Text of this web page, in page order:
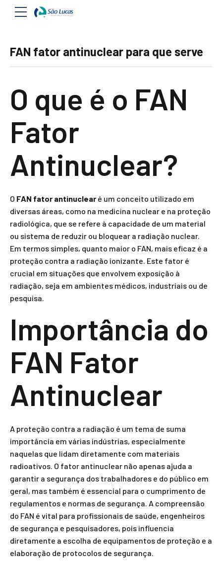
FAN fator antinuclear para que serve
O que é o FAN
Fator
Antinuclear?
O FAN fator antinuclear é um conceito utilizado em
diversas áreas, como na medicina nuclear e na proteção
radiológica, que se refere à capacidade de um material
ou sistema de reduzir ou bloquear a radiação nuclear.
Em termos simples, quanto maior o FAN, mais eficaz é a
proteção contra a radiação ionizante. Este fator é
crucial em situações que envolvem exposição à
radiação, seja em ambientes médicos, industriais ou de
pesquisa.
Importância do
FAN Fator
Antinuclear
A proteção contra a radiação é um tema de suma
importância em várias indústrias, especialmente
naquelas que lidam diretamente com materiais
radioativos. O fator antinuclear não apenas ajuda a
garantir a segurança dos trabalhadores e do público em
geral, mas também é essencial para o cumprimento de
regulamentos e normas de segurança. A compreensão
do FAN é vital para profissionais de saúde, engenheiros
de segurança e pesquisadores, pois influencia
diretamente a escolha de equipamentos de proteção e a
elaboração de protocolos de segurança.